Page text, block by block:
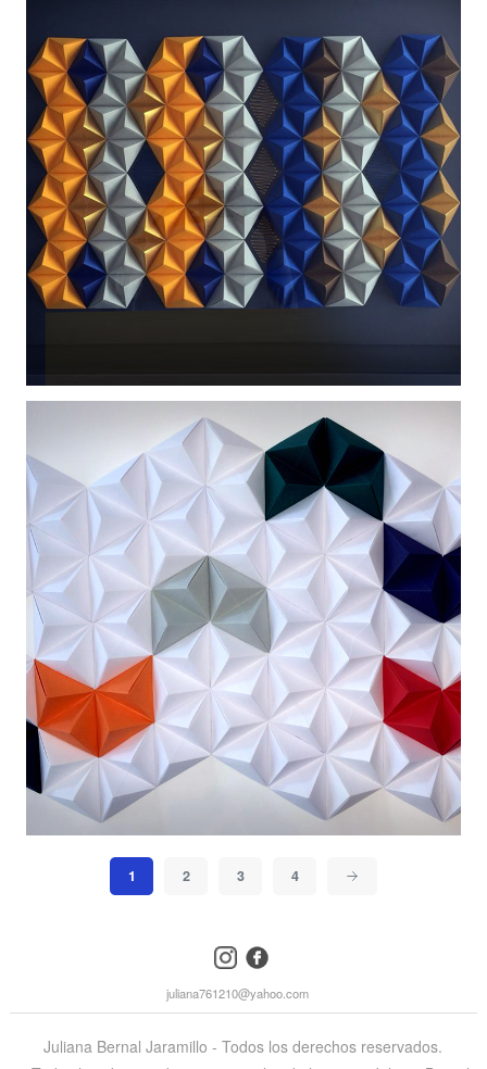
1 2 3 4
instagramfacebook
juliana761210@yahoo.com
Juliana Bernal Jaramillo - Todos los derechos reservados.